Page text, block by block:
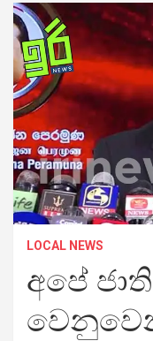
LOCAL NEWS
අපේ